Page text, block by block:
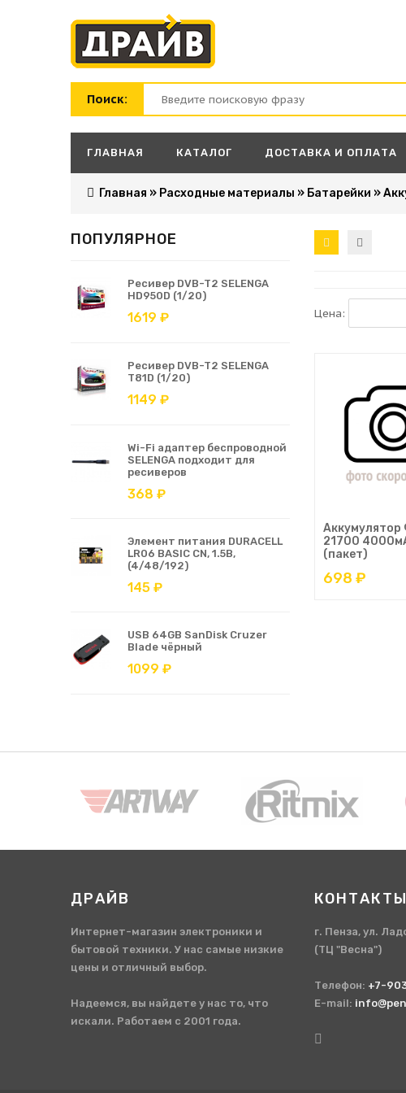
Поиск:
ГЛАВНАЯ КАТАЛОГ ДОСТАВКА И ОПЛАТА
Главная » Расходные материалы » Батарейки »
Цена:
21700
(пакет)
698 ₽
ПОПУЛЯРНОЕ
Ресивер DVB-T2 SELENGA
HD950D (1/20)
1619 ₽
Ресивер DVB-T2 SELENGA
T81D (1/20)
1149 ₽
Wi-Fi адаптер беспроводной
SELENGA подходит для
ресиверов
368 ₽
Элемент питания DURACELL
LR06 BASIC CN, 1.5В,
(4/48/192)
145 ₽
USB 64GB SanDisk Cruzer
Blade чёрный
1099 ₽
ДРАЙВ
Интернет-магазин электроники и
бытовой техники. У нас самые низкие
цены и отличный выбор.
Надеемся, вы найдете у нас то, что
искали. Работаем с 2001 года.
КОНТАКТЫ
г. Пенза, ул.
(ТЦ "Весна")
Телефон: +7-
E-mail: